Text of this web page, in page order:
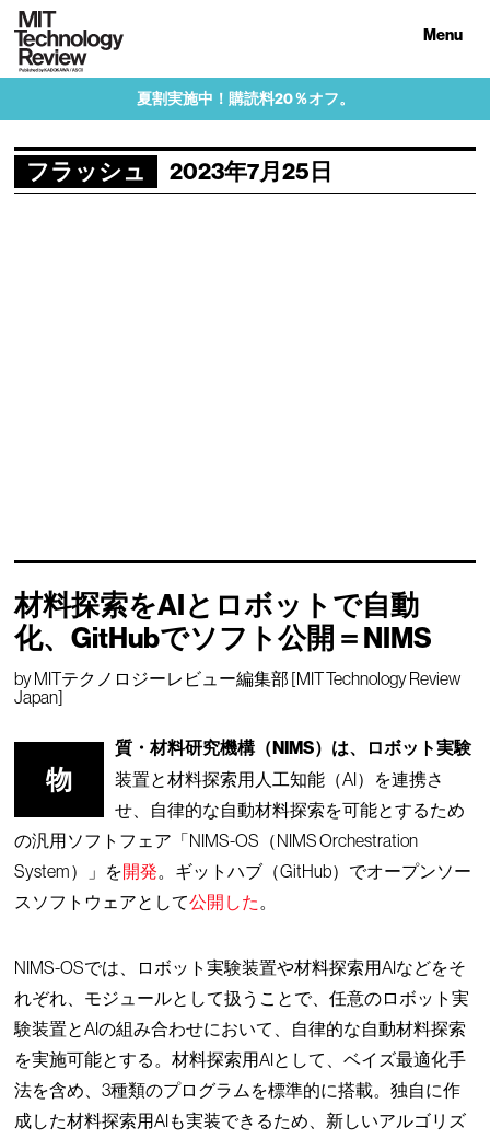
Menu
夏割実施中！購読料20％オフ。
フラッシュ 2023年7月25日
材料探索をAIとロボットで自動
化、GitHubでソフト公開＝NIMS
byMITテクノロジーレビュー編集部 [MIT Technology Review
Japan]
物
質・材料研究機構（NIMS）は、ロボット実験
装置と材料探索用人工知能（AI）を連携さ
せ、自律的な自動材料探索を可能とするため
の汎用ソフトフェア「NIMS-OS（NIMS Orchestration
System）」を開発。ギットハブ（GitHub）でオープンソー
スソフトウェアとして公開した 。
NIMS-OSでは、ロボット実験装置や材料探索用AIなどをそ
れぞれ、モジュールとして扱うことで、任意のロボット実
験装置とAIの組み合わせにおいて、自律的な自動材料探索
を実施可能とする。材料探索用AIとして、ベイズ最適化手
法を含め、3種類のプログラムを標準的に搭載。独自に作
成した材料探索用AIも実装できるため、新しいアルゴリズ